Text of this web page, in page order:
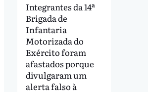
Integrantes da 14ª
Brigada de
Infantaria
Motorizada do
Exército foram
afastados porque
divulgaram um
alerta falso à